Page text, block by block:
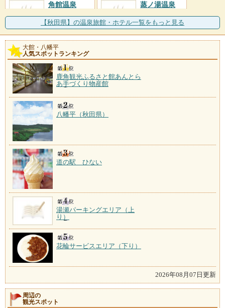
角館温泉 蒸ノ湯温泉
【秋田県】の温泉旅館・ホテル一覧をもっと見る
大館・八幡平
人気スポットランキング
鹿角観光ふるさと館あんとら
あ手づくり物産館
八幡平（秋田県）
道の駅 ひない
湯瀬パーキングエリア（上
り）
花輪サービスエリア（下り）
2026年08月07日更新
周辺の
観光スポット